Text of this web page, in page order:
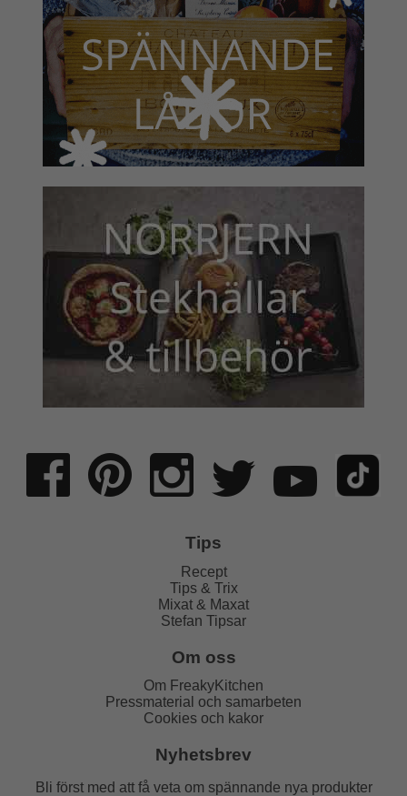
Tips
Recept
Tips & Trix
Mixat & Maxat
Stefan Tipsar
Om oss
Om FreakyKitchen
Pressmaterial och samarbeten
Cookies och kakor
Nyhetsbrev
Bli först med att få veta om spännande nya produkter